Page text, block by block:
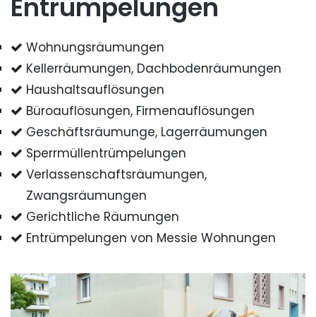
Entrümpelungen
Wohnungsräumungen
Kellerräumungen, Dachbodenräumungen
Haushaltsauflösungen
Büroauflösungen, Firmenauflösungen
Geschäftsräumunge, Lagerräumungen
Sperrmüllentrümpelungen
Verlassenschaftsräumungen,
Zwangsräumungen
Gerichtliche Räumungen
Entrümpelungen von Messie Wohnungen